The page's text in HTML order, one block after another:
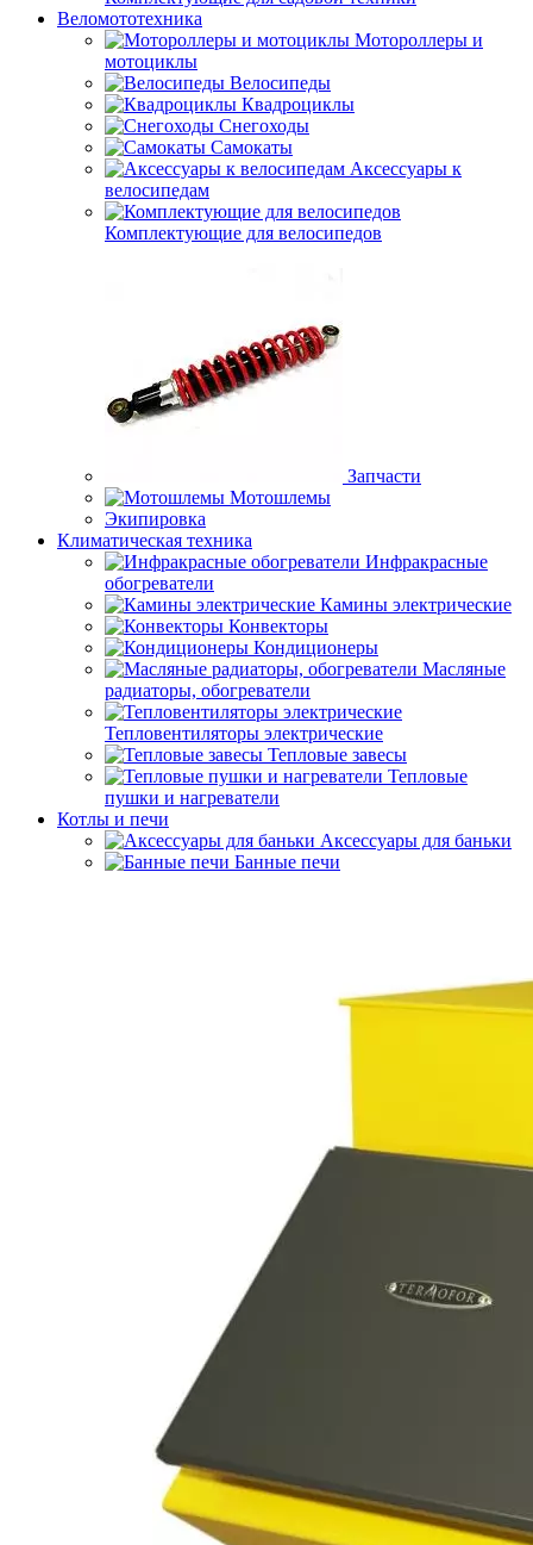
Веломототехника
Мотороллеры и
мотоциклы
Велосипеды
Квадроциклы
Снегоходы
Самокаты
Аксессуары к
велосипедам
Комплектующие для велосипедов
Запчасти
Мотошлемы
Экипировка
Климатическая техника
Инфракрасные
обогреватели
Камины электрические
Конвекторы
Кондиционеры
Масляные
радиаторы, обогреватели
Тепловентиляторы электрические
Тепловые завесы
Тепловые
пушки и нагреватели
Котлы и печи
Аксессуары для баньки
Банные печи